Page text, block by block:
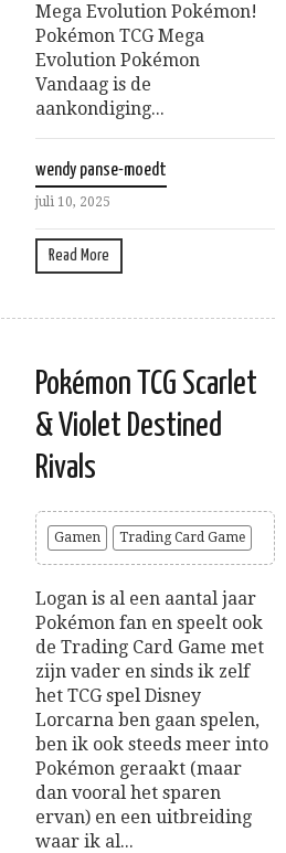
Mega Evolution Pokémon!
Pokémon TCG Mega
Evolution Pokémon
Vandaag is de
aankondiging...
wendy panse-moedt
juli 10, 2025
Read More
Pokémon TCG Scarlet
& Violet Destined
Rivals
Gamen Trading Card Game
Logan is al een aantal jaar
Pokémon fan en speelt ook
de Trading Card Game met
zijn vader en sinds ik zelf
het TCG spel Disney
Lorcarna ben gaan spelen,
ben ik ook steeds meer into
Pokémon geraakt (maar
dan vooral het sparen
ervan) en een uitbreiding
waar ik al...